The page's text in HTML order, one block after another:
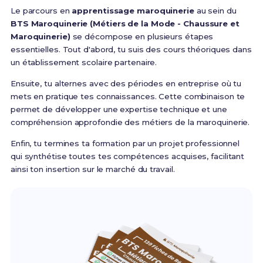
Le parcours en apprentissage maroquinerieau sein du
BTS Maroquinerie (Métiers de la Mode - Chaussure et
Maroquinerie) se décompose en plusieurs étapes
essentielles. Tout d'abord, tu suis des cours théoriques dans
un établissement scolaire partenaire.
Ensuite, tu alternes avec des périodes en entreprise où tu
mets en pratique tes connaissances. Cette combinaison te
permet de développer une expertise technique et une
compréhension approfondie des métiers de la maroquinerie.
Enfin, tu termines ta formation par un projet professionnel
qui synthétise toutes tes compétences acquises, facilitant
ainsi ton insertion sur le marché du travail.